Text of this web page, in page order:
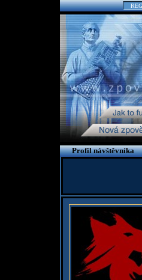
Profil návštěvníka